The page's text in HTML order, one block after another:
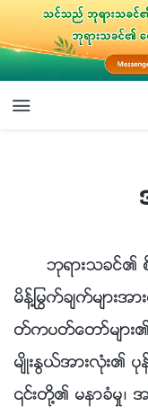
ဘုရားသခင္
မိန႔္ႁမြက္ခ်က္မ်ားအ
တ္ကပတ္ေတာ္မ်ား၏
မ်ိဳးႏြယ္အားလုံး၏ ပု
၎တို႔၏ မနာခံမႈ၊ အမိ